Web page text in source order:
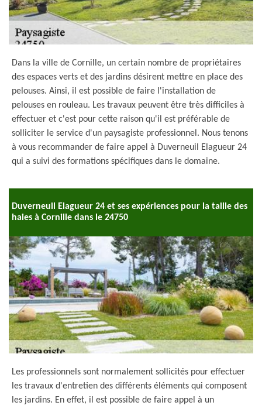
Dans la ville de Cornille, un certain nombre de propriétaires
des espaces verts et des jardins désirent mettre en place des
pelouses. Ainsi, il est possible de faire l'installation de
pelouses en rouleau. Les travaux peuvent être très difficiles à
effectuer et c'est pour cette raison qu'il est préférable de
solliciter le service d'un paysagiste professionnel. Nous tenons
à vous recommander de faire appel à Duverneuil Elagueur 24
qui a suivi des formations spécifiques dans le domaine.
Duverneuil Elagueur 24 et ses expériences pour la taille des
haies à Cornille dans le 24750
Les professionnels sont normalement sollicités pour effectuer
les travaux d'entretien des différents éléments qui composent
les jardins. En effet, il est possible de faire appel à un